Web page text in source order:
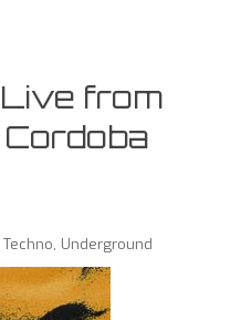
from
Techno, Underground